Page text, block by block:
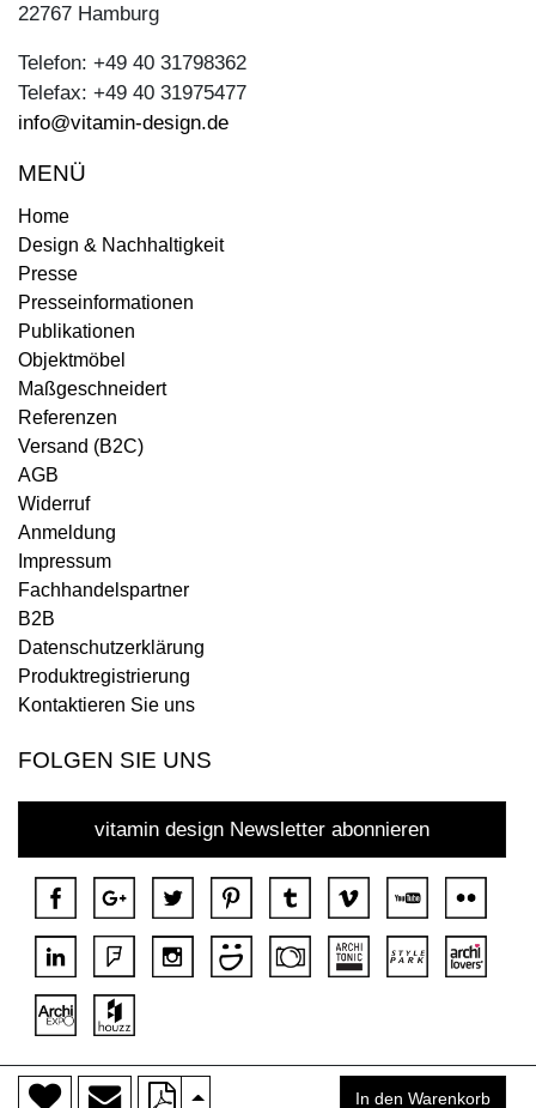
> In den Warenkorb
22767 Hamburg
Telefon: +49 40 31798362
Telefax: +49 40 31975477
info@vitamin-design.de
MENÜ
Home
Design & Nachhaltigkeit
Presse
Presseinformationen
Publikationen
Objektmöbel
Maßgeschneidert
Referenzen
Versand (B2C)
AGB
Widerruf
Anmeldung
Impressum
Fachhandelspartner
B2B
Datenschutzerklärung
Produktregistrierung
Kontaktieren Sie uns
FOLGEN SIE UNS
vitamin design Newsletter abonnieren
Copyright © 2018 DONA Alle Rechte vorbehalten.